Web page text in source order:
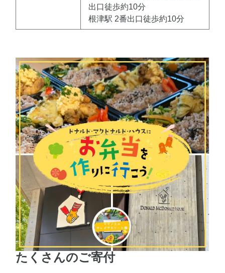
出口徒歩約10分
根津駅 2番出口徒歩約10分
たくさんのご寄付